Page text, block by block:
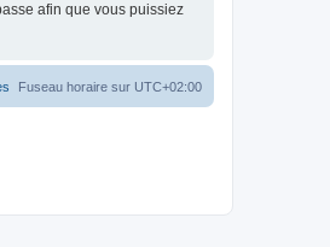
afin que vous puissiez
Fuseau horaire sur UTC+02:00